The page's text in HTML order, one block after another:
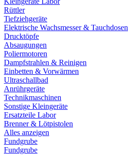
Rüttler
Tiefziehgeräte
Elektrische Wachsmesser & Tauchdosen
Drucktöpfe
Absaugungen
Poliermotoren
Dampfstrahlen & Reinigen
Einbetten & Vorwärmen
Ultraschallbad
Anrührgeräte
Technikmaschinen
Sonstige Kleingeräte
Ersatzteile Labor
Brenner & Lötpistolen
Alles anzeigen
Fundgrube
Fundgrube